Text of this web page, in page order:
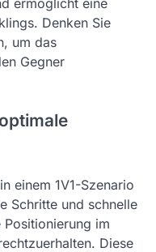
ermöglicht eine
Denken Sie
um das
Gegner
einem 1V1-Szenario
Schritte und schnelle
im
Diese